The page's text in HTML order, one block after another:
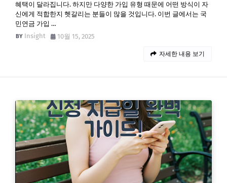
혜택이 달라집니다. 하지만 다양한 가입 유형 때문에 어떤 방식이 자
신에게 적합한지 헷갈리는 분들이 많을 것입니다. 이번 글에서는 국
민연금 가입 …
Insight
10월 15, 2025
자세한 내용 보기